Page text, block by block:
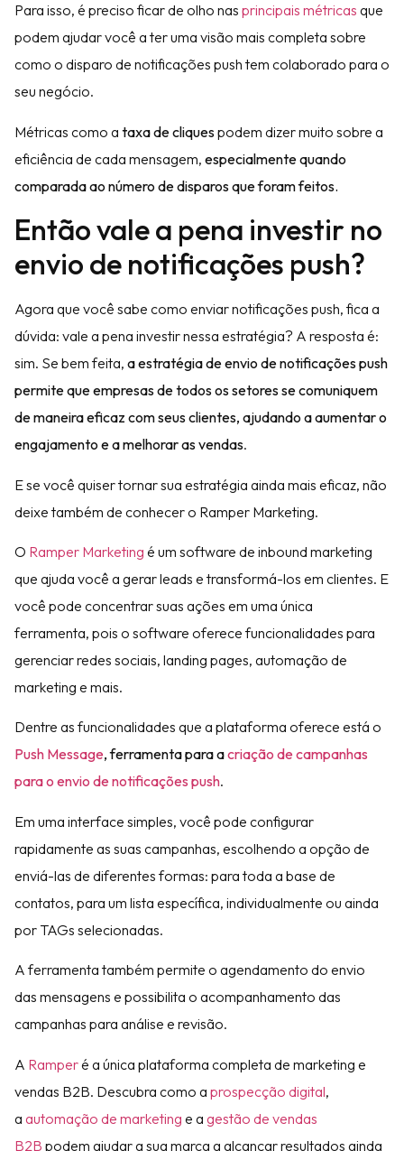
Para isso, é preciso ficar de olho nas principais métricas que
podem ajudar você a ter uma visão mais completa sobre
como o disparo de notificações push tem colaborado para o
seu negócio.
Métricas como a taxa de cliquespodem dizer muito sobre a
eficiência de cada mensagem, especialmente quando
comparada ao número de disparos que foram feitos.
Então vale a pena investir no
envio de notificações push?
Agora que você sabe como enviar notificações push, fica a
dúvida: vale a pena investir nessa estratégia? A resposta é:
sim. Se bem feita, a estratégia de envio de notificações push
permite que empresas de todos os setores se comuniquem
de maneira eficaz com seus clientes, ajudando a aumentar o
engajamento e a melhorar as vendas.
E se você quiser tornar sua estratégia ainda mais eficaz, não
deixe também de conhecer o Ramper Marketing.
O Ramper Marketing é um software de inbound marketing
que ajuda você a gerar leads e transformá-los em clientes. E
você pode concentrar suas ações em uma única
ferramenta, pois o software oferece funcionalidades para
gerenciar redes sociais, landing pages, automação de
marketing e mais.
Dentre as funcionalidades que a plataforma oferece está o
Push Message, ferramenta para acriação de campanhas
para o envio de notificações push.
Em uma interface simples, você pode configurar
rapidamente as suas campanhas, escolhendo a opção de
enviá-las de diferentes formas: para toda a base de
contatos, para um lista específica, individualmente ou ainda
por TAGs selecionadas.
A ferramenta também permite o agendamento do envio
das mensagens e possibilita o acompanhamento das
campanhas para análise e revisão.
A Ramperé a única plataforma completa de marketing e
vendas B2B. Descubra como a prospecção digital,
a automação de marketing e a gestão de vendas
B2B podem ajudar a sua marca a alcançar resultados ainda